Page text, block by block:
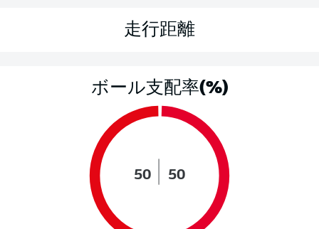
走行距離
ボール支配率(%)
50 50